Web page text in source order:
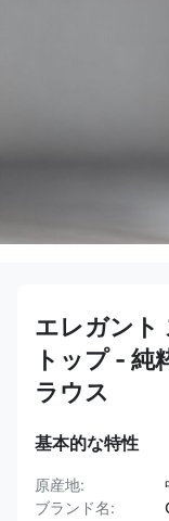
エレガント
トップ - 純
ラウス
基本的な特性
原産地:
ブランド名: